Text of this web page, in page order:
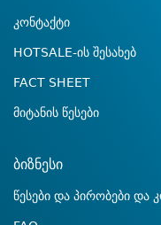
კონტაქტი
HOTSALE-ის შესახებ
FACT SHEET
მიტანის წესები
ბიზნესი
წესები და პირობები